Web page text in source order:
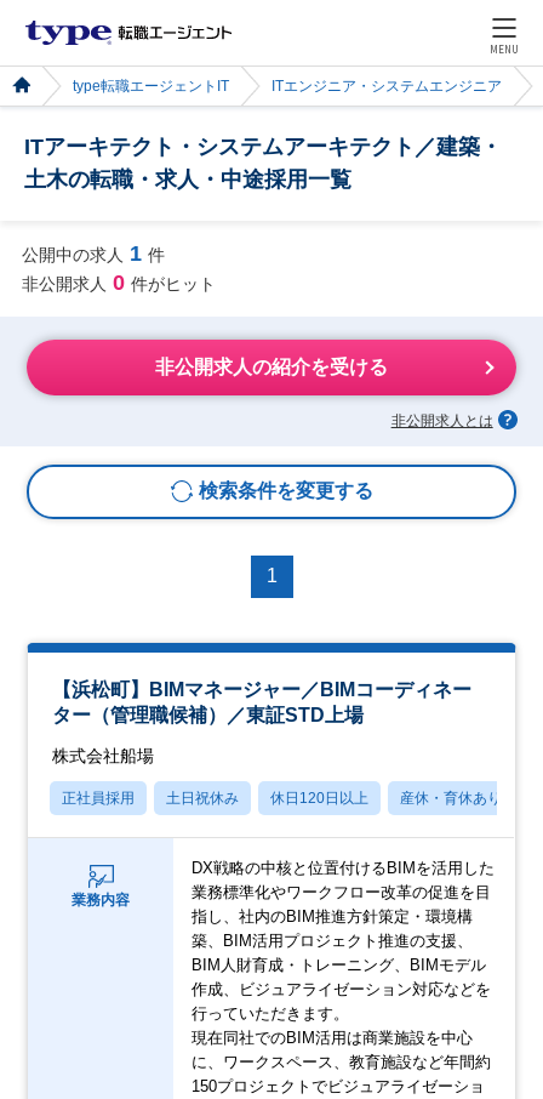
MENU
type転職エージェントIT ITエンジニア・システムエンジニア
ITアーキテクト・システムアーキテクト／建築・
土木の転職・求人・中途採用一覧
公開中の求人 1 件
非公開求人 0 件がヒット
非公開求人の紹介を受ける
非公開求人とは
検索条件を変更する
1
【浜松町】BIMマネージャー／BIMコーディネー
ター（管理職候補）／東証STD上場
株式会社船場
正社員採用 土日祝休み 休日120日以上 産休・育休あり
業務内容
DX戦略の中核と位置付けるBIMを活用した
業務標準化やワークフロー改革の促進を目
指し、社内のBIM推進方針策定・環境構
築、BIM活用プロジェクト推進の支援、
BIM人財育成・トレーニング、BIMモデル
作成、ビジュアライゼーション対応などを
行っていただきます。
現在同社でのBIM活用は商業施設を中心
に、ワークスペース、教育施設など年間約
150プロジェクトでビジュアライゼーショ